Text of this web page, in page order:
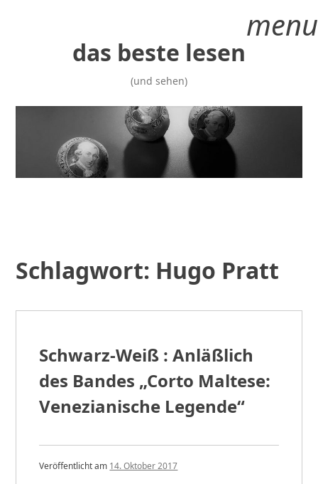
das beste lesen
(und sehen)
menu
Schlagwort: Hugo Pratt
Schwarz-Weiß : Anläßlich
des Bandes „Corto Maltese:
Venezianische Legende“
Veröffentlicht am 14. Oktober 2017